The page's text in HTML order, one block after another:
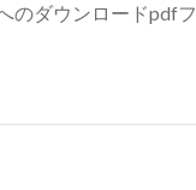
のダウンロードpdfフ